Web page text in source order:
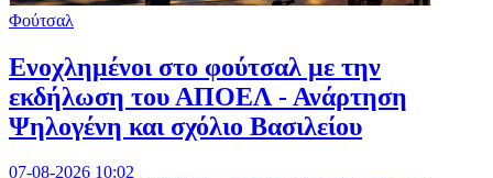
Φούτσαλ
Ενοχλημένοι στο φούτσαλ με την
εκδήλωση του ΑΠΟΕΛ - Ανάρτηση
Ψηλογένη και σχόλιο Βασιλείου
07-08-2026 10:02